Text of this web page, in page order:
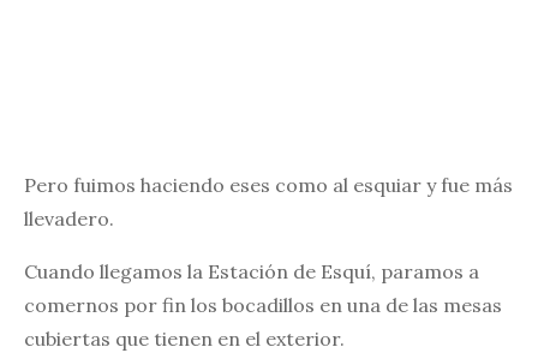
Pero fuimos haciendo eses como al esquiar y fue más
llevadero.
Cuando llegamos la Estación de Esquí, paramos a
comernos por fin los bocadillos en una de las mesas
cubiertas que tienen en el exterior.